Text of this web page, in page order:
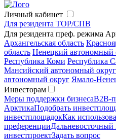
Личный кабинет
Для резидента ТОР/СПВ
Для резидента преф. режима
Архангельская область
область Ненецкий автономный
Республика Коми Республика
Мансийский автономный
автономный округ Ямало-
Инвесторам
Меры поддержки бизнесаB2B-
АрктикаПодобрать
инвестплощадокКак
преференцииДальневосточный
инвестпроектЗадать вопрос